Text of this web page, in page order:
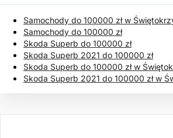
Samochody do 100000 zł w
Samochody do 100000 zł
Skoda Superb do 100000 zł
Skoda Superb 2021 do 100000 zł
Skoda Superb do 100000 zł w
Skoda Superb 2021 do 100000 zł w